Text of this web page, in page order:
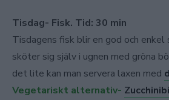
Tisdag- Fisk. Tid: 30 min
Tisdagens fisk blir en god och enkel
sköter sig själv i ugnen med gröna
det lite kan man servera laxen med
Vegetariskt alternativ-